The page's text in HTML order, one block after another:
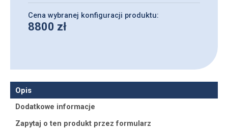
8800 zł
Opis
Dodatkowe informacje
Zapytaj o ten produkt przez formularz